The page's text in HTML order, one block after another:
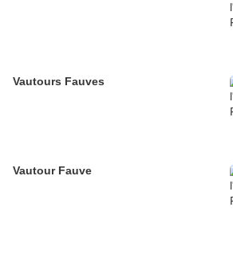
Vautours Fauves
Vautour Fauve